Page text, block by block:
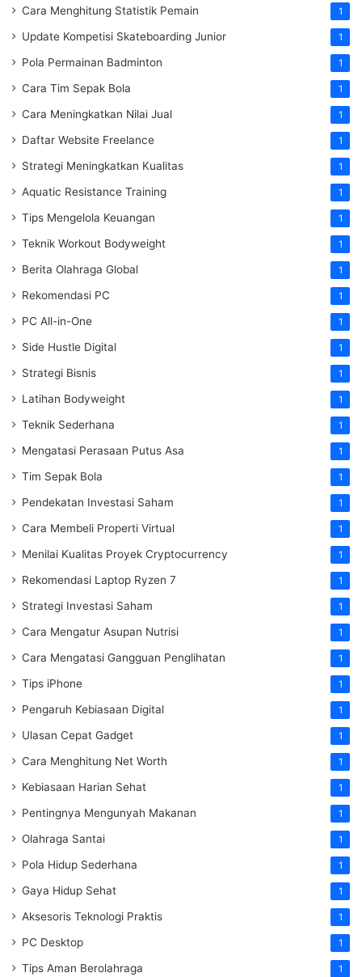
Cara Menghitung Statistik Pemain 1
Update Kompetisi Skateboarding Junior 1
Pola Permainan Badminton 1
Cara Tim Sepak Bola 1
Cara Meningkatkan Nilai Jual 1
Daftar Website Freelance 1
Strategi Meningkatkan Kualitas 1
Aquatic Resistance Training 1
Tips Mengelola Keuangan 1
Teknik Workout Bodyweight 1
Berita Olahraga Global 1
Rekomendasi PC 1
PC All-in-One 1
Side Hustle Digital 1
Strategi Bisnis 1
Latihan Bodyweight 1
Teknik Sederhana 1
Mengatasi Perasaan Putus Asa 1
Tim Sepak Bola 1
Pendekatan Investasi Saham 1
Cara Membeli Properti Virtual 1
Menilai Kualitas Proyek Cryptocurrency 1
Rekomendasi Laptop Ryzen 7 1
Strategi Investasi Saham 1
Cara Mengatur Asupan Nutrisi 1
Cara Mengatasi Gangguan Penglihatan 1
Tips iPhone 1
Pengaruh Kebiasaan Digital 1
Ulasan Cepat Gadget 1
Cara Menghitung Net Worth 1
Kebiasaan Harian Sehat 1
Pentingnya Mengunyah Makanan 1
Olahraga Santai 1
Pola Hidup Sederhana 1
Gaya Hidup Sehat 1
Aksesoris Teknologi Praktis 1
PC Desktop 1
Tips Aman Berolahraga 1